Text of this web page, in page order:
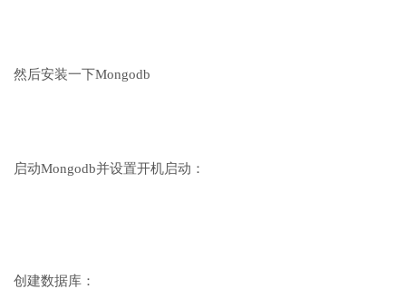
然后安装一下Mongodb
启动Mongodb并设置开机启动：
创建数据库：